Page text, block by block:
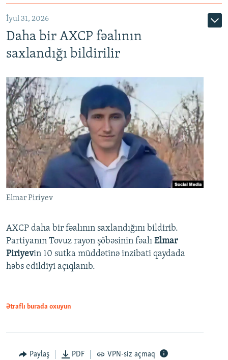
İyul 31, 2026
Daha bir AXCP fəalının
saxlandığı bildirilir
Elmar Piriyev
AXCP daha bir fəalının saxlandığını bildirib.
Partiyanın Tovuz rayon şöbəsinin fəalı Elmar
Piriyevin 10 sutka müddətinə inzibati qaydada
həbs edildiyi açıqlanıb.
Ətraflı burada oxuyun
Paylaş PDF VPN-siz açmaq